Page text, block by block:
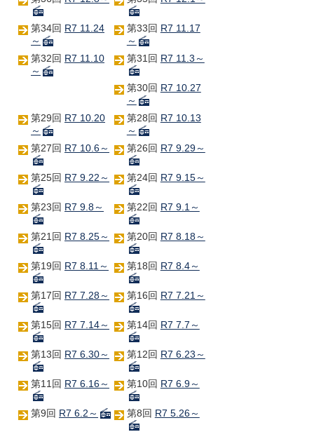
第34回 R7 11.24
～
第33回 R7 11.17
～
第32回 R7 11.10
～
第31回 R7 11.3～
第30回 R7 10.27
～
第29回 R7 10.20
～
第28回 R7 10.13
～
第27回 R7 10.6～ 第26回 R7 9.29～
第25回 R7 9.22～ 第24回 R7 9.15～
第23回 R7 9.8～ 第22回 R7 9.1～
第21回 R7 8.25～ 第20回 R7 8.18～
第19回 R7 8.11～ 第18回 R7 8.4～
第17回 R7 7.28～ 第16回 R7 7.21～
第15回 R7 7.14～ 第14回 R7 7.7～
第13回 R7 6.30～ 第12回 R7 6.23～
第11回 R7 6.16～ 第10回 R7 6.9～
第9回 R7 6.2～ 第8回 R7 5.26～